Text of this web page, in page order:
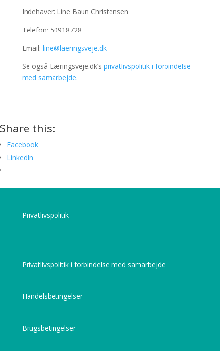
Indehaver: Line Baun Christensen
Telefon: 50918728
Email: line@laeringsveje.dk
Se også Læringsveje.dk’s privatlivspolitik i forbindelse
med samarbejde.
Share this:
Facebook
LinkedIn
Privatlivspolitik
Privatlivspolitik i forbindelse med samarbejde
Handelsbetingelser
Brugsbetingelser